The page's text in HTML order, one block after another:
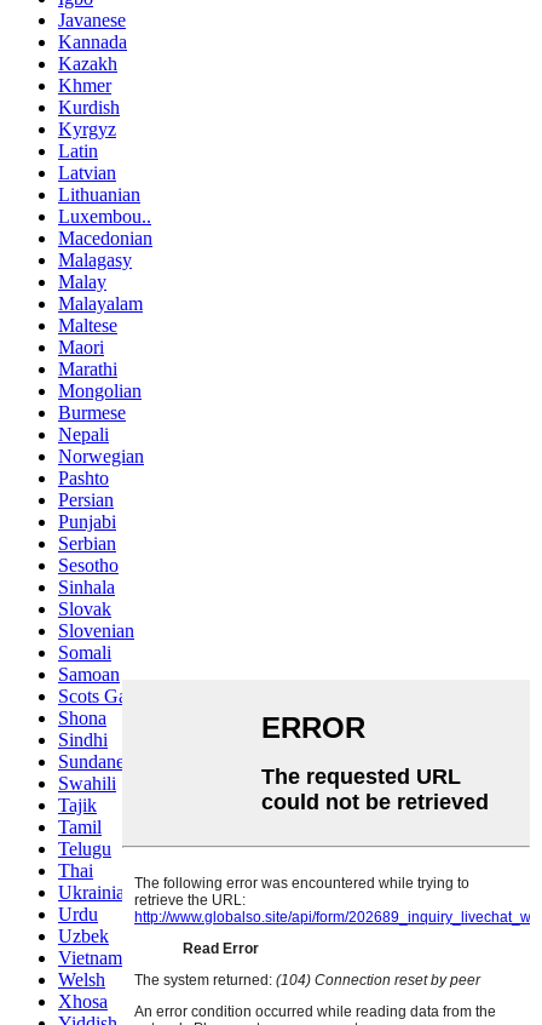
Javanese
Kannada
Kazakh
Khmer
Kurdish
Kyrgyz
Latin
Latvian
Lithuanian
Luxembou..
Macedonian
Malagasy
Malay
Malayalam
Maltese
Maori
Marathi
Mongolian
Burmese
Nepali
Norwegian
Pashto
Persian
Punjabi
Serbian
Sesotho
Sinhala
Slovak
Slovenian
Somali
Samoan
Scots Gaelic
Shona
Sindhi
Sundanese
Swahili
Tajik
Tamil
Telugu
Thai
Ukrainian
Urdu
Uzbek
Vietnamese
Welsh
Xhosa